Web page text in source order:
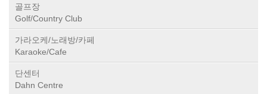
골프장
Golf/Country Club
가라오케/노래방/카페
Karaoke/Cafe
단센터
Dahn Centre